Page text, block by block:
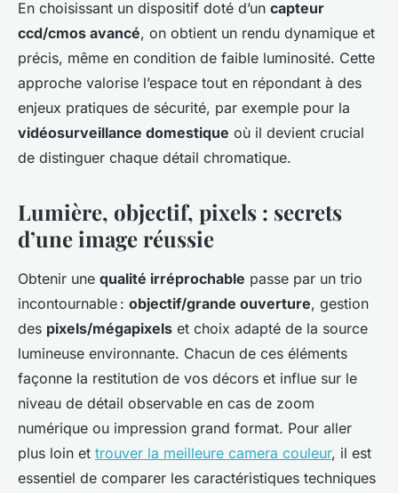
En choisissant un dispositif doté d’un capteur
ccd/cmos avancé, on obtient un rendu dynamique et
précis, même en condition de faible luminosité. Cette
approche valorise l’espace tout en répondant à des
enjeux pratiques de sécurité, par exemple pour la
vidéosurveillance domestique où il devient crucial
de distinguer chaque détail chromatique.
Lumière, objectif, pixels : secrets
d’une image réussie
Obtenir une qualité irréprochable passe par un trio
incontournable : objectif/grande ouverture, gestion
des pixels/mégapixels et choix adapté de la source
lumineuse environnante. Chacun de ces éléments
façonne la restitution de vos décors et influe sur le
niveau de détail observable en cas de zoom
numérique ou impression grand format. Pour aller
plus loin et trouver la meilleure camera couleur, il est
essentiel de comparer les caractéristiques techniques